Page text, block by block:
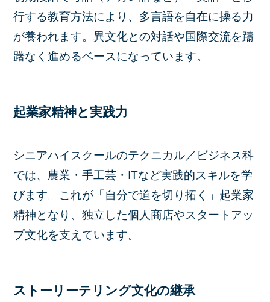
行する教育方法により、多言語を自在に操る力
が養われます。異文化との対話や国際交流を躊
躇なく進めるベースになっています。
起業家精神と実践力
シニアハイスクールのテクニカル／ビジネス科
では、農業・手工芸・ITなど実践的スキルを学
びます。これが「自分で道を切り拓く」起業家
精神となり、独立した個人商店やスタートアッ
プ文化を支えています。
ストーリーテリング文化の継承